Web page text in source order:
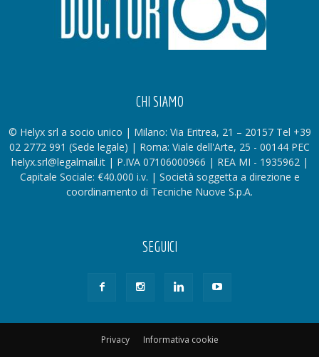
CHI SIAMO
© Helyx srl a socio unico | Milano: Via Eritrea, 21 – 20157 Tel +39
02 2772 991 (Sede legale) | Roma: Viale dell'Arte, 25 - 00144 PEC
helyx.srl@legalmail.it | P.IVA 07106000966 | REA MI - 1935962 |
Capitale Sociale: €40.000 i.v. | Società soggetta a direzione e
coordinamento di Tecniche Nuove S.p.A.
SEGUICI
Privacy Informativa cookie